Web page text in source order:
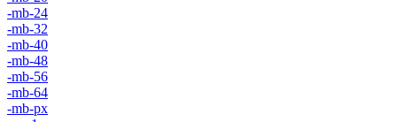
-mb-24
-mb-32
-mb-40
-mb-48
-mb-56
-mb-64
-mb-px